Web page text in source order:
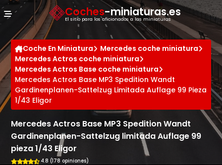
Coches-miniaturas.es
El sitio para los aficionados a las miniaturas
Coche En Miniatura
Mercedes coche miniatura
Mercedes Actros coche miniatura
Mercedes Actros Base coche miniatura
Mercedes Actros Base MP3 Spedition Wandt
Gardinenplanen-Sattelzug Limitada Auflage 99 Pieza
1/43 Eligor
Mercedes Actros Base MP3 Spedition Wandt
Gardinenplanen-Sattelzug limitada Auflage 99
pieza 1/43 Eligor
4.8 (178 opiniones)
Panel de gestión de cookies